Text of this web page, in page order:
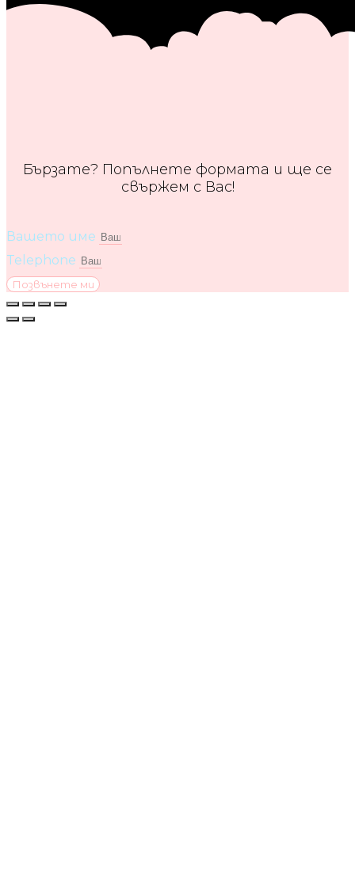
Бързате? Попълнете формата и ще се
свържем с Вас!
Вашето име
Telephone
Позвънете ми